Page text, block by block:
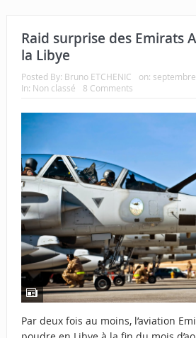
Raid surprise des Emirats
la Libye
Posted By: Bruno ETCHENIC on:
In: Non classé 8 Comments
Par deux fois au moins, l’aviation